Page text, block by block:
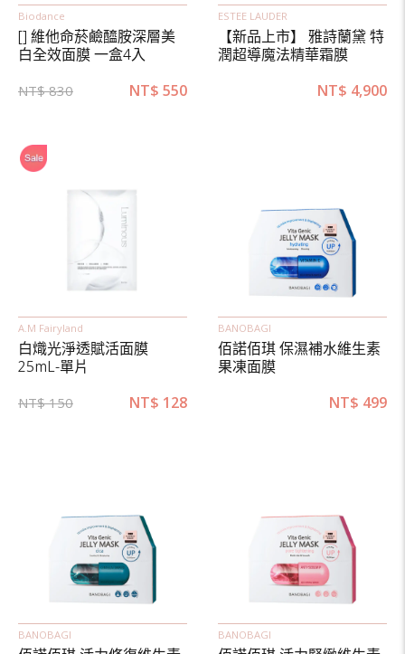
Biodance
[] 維他命菸鹼醯胺深層美
白全效面膜 一盒4入
NT$830 NT$ 550
ESTEE LAUDER
【新品上市】 雅詩蘭黛 特
潤超導魔法精華霜膜
NT$ 4,900
A.M Fairyland
白熾光淨透賦活面膜
25mL-單片
NT$150 NT$ 128
BANOBAGI
佰諾佰琪 保濕補水維生素
果凍面膜
NT$ 499
BANOBAGI BANOBAGI